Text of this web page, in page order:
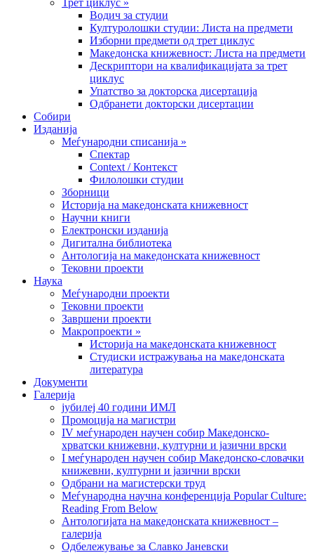
Трет циклус »
Водич за студии
Културолошки студии: Листа на предмети
Изборни предмети од трет циклус
Македонска книжевност: Листа на предмети
Дескриптори на квалификацијата за трет
циклус
Упатство за докторска дисертација
Одбранети докторски дисертации
Собири
Изданија
Меѓународни списанија »
Спектар
Context / Контекст
Филолошки студии
Зборници
Историја на македонската книжевност
Научни книги
Електронски изданија
Дигитална библиотека
Антологија на македонската книжевност
Тековни проекти
Наука
Меѓународни проекти
Тековни проекти
Завршени проекти
Макропроекти »
Историја на македонската книжевност
Студиски истражувања на македонската
литература
Документи
Галерија
јубилеј 40 години ИМЛ
Промоција на магистри
IV меѓународен научен собир Македонско-
хрватски книжевни, културни и јазични врски
I меѓународен научен собир Македонско-словачки
книжевни, културни и јазични врски
Одбрани на магистерски труд
Меѓународна научна конференција Popular Culture:
Reading From Below
Антологијата на македонската книжевност –
галерија
Одбележување за Славко Јаневски